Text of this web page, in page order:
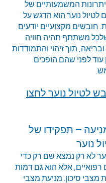
המשמעותיים של
לטיול נוער הוא הדגש על
חובשים מקצועיים יודעים
משתתף תהיה חוויה
תוך זיהוי והתמודדות
עוד לפני שהם הופכים
לטיול נוערלחצו
– תפקידו של
נוער
לא רק נמצא שם רק כדי
אלא הוא גם דמות
מצבי סיכון. מניעת מצבי